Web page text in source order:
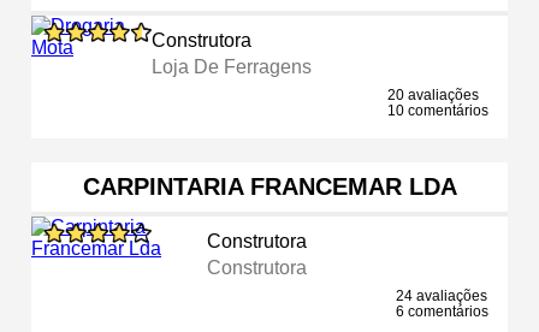
Construtora
Loja De Ferragens
20 avaliações
10 comentários
CARPINTARIA FRANCEMAR LDA
Construtora
Construtora
24 avaliações
6 comentários